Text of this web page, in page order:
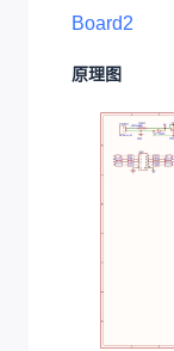
Board2
原理图